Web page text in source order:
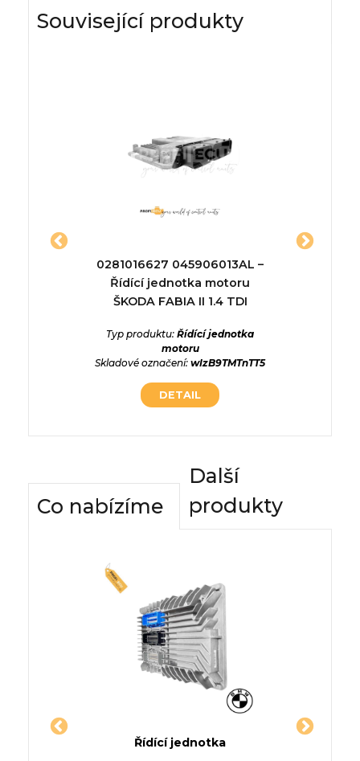
Související produkty
0281016627 045906013AL –
Řídící jednotka motoru
ŠKODA FABIA II 1.4 TDI
Typ produktu: Řídící jednotka
motoru
Skladové označení: wIzB9TMTnTT5
DETAIL
Co nabízíme
Další
produkty
Řídící jednotka
Jednotka TOYOTA YARIS /